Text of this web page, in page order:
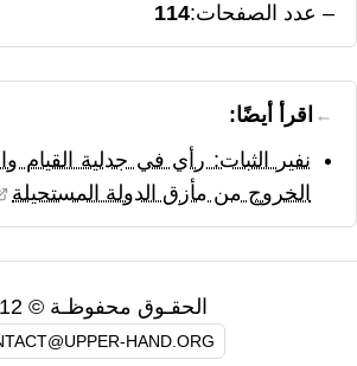
عدد الصفحات 114
اقرأ أيضًا:
نفير الثبات: رأي في جدلية القيام
الخروج من مأزق الدولة المستحيلة
الحقـوق محفوظـة © 2012
HAND.ORG